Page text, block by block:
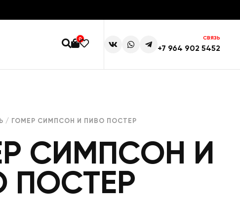
0 СВЯЗЬ
+7 964 902 5452
/ ГОМЕР СИМПСОН И ПИВО ПОСТЕР
СИМПСОН И
ПОСТЕР